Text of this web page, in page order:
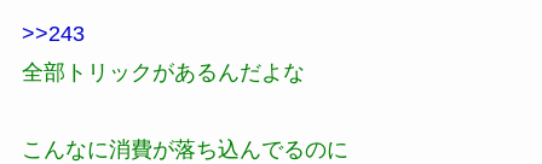
>>243
全部トリックがあるんだよな
こんなに消費が落ち込んでるのに